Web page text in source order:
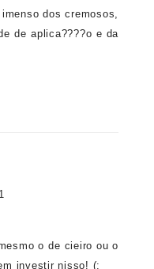
dos cremosos,
de aplica????o e da
o de cieiro ou o
investir nisso! (: